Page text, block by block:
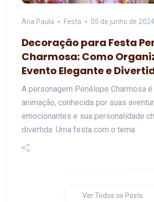
Ana Paula Festa 05 de junho de 2024
Decoração para Festa
Charmosa: Como
Evento Elegante e
A personagem Penélope Charmosa
animação, conhecida por suas
emocionantes e sua personalidade
divertida. Uma festa com o tema
Ver Todos os Posts